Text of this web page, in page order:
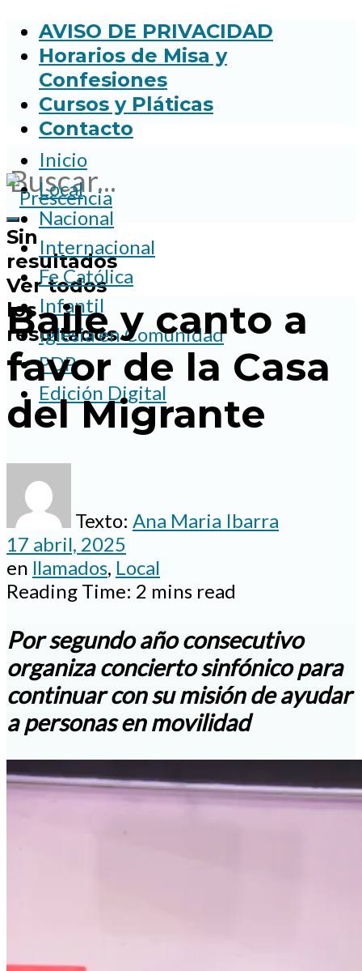
AVISO DE PRIVACIDAD
Horarios de Misa y
Confesiones
Cursos y Pláticas
Contacto
Sin
resultados
Ver todos
los
resultados
Inicio
Local
Nacional
Internacional
Fe Católica
Infantil
Iglesia en Comunidad
PDP
Edición Digital
Baile y canto a
favor de la Casa
del Migrante
Texto: Ana Maria Ibarra
17 abril, 2025
en llamados, Local
Reading Time: 2 mins read
Por segundo año consecutivo
organiza concierto sinfónico para
continuar con su misión de ayudar
a personas en movilidad